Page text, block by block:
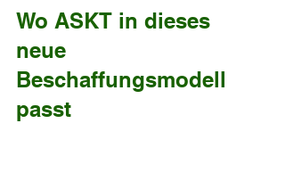
Wo ASKT in dieses
neue
Beschaffungsmodell
passt